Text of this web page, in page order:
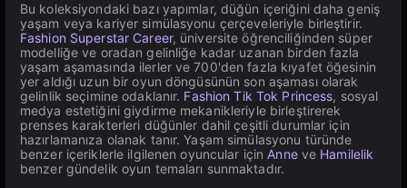
Bu koleksiyondaki bazı yapımlar, düğün içeriğini daha geniş
yaşam veya kariyer simülasyonu çerçeveleriyle birleştirir.
Fashion Superstar Career, üniversite öğrenciliğinden süper
modelliğe ve oradan gelinliğe kadar uzanan birden fazla
yaşam aşamasında ilerler ve 700'den fazla kıyafet öğesinin
yer aldığı uzun bir oyun döngüsünün son aşaması olarak
gelinlik seçimine odaklanır. Fashion Tik Tok Princess, sosyal
medya estetiğini giydirme mekanikleriyle birleştirerek
prenses karakterleri düğünler dahil çeşitli durumlar için
hazırlamanıza olanak tanır. Yaşam simülasyonu türünde
benzer içeriklerle ilgilenen oyuncular içinAnneve Hamilelik
benzer gündelik oyun temaları sunmaktadır.